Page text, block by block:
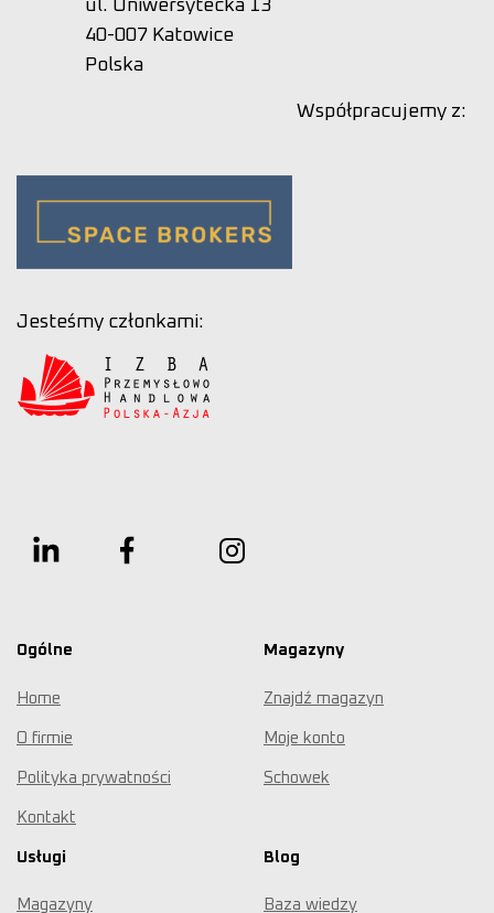
ul. Uniwersytecka 13
40-007 Katowice
Polska
Współpracujemy z:
Jesteśmy członkami:
Ogólne
Home
O firmie
Polityka prywatności
Kontakt
Magazyny
Znajdź magazyn
Moje konto
Schowek
Usługi
Magazyny
Blog
Baza wiedzy